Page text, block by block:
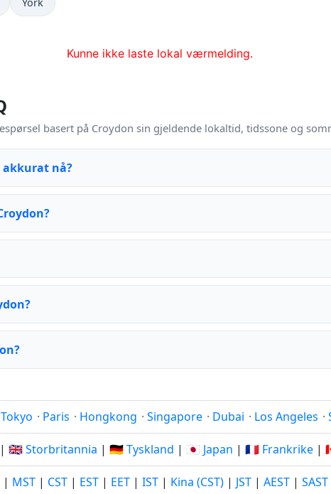
Kunne ikke laste lokal værmelding.
basert på Croydon sin gjeldende lokaltid, tidssone og
akkurat nå?
Tokyo · Paris · Hongkong · Singapore · Dubai · Los Angeles ·
| 🇬🇧 Storbritannia | 🇩🇪 Tyskland | 🇯🇵 Japan | 🇫🇷 Frankrike |
| MST | CST | EST | EET | IST | Kina (CST) | JST | AEST | SAST